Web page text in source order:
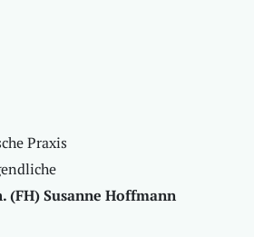
Praxis
(FH) Susanne Hoffmann